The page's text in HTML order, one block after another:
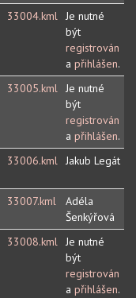
33004.kml Je nutné
být
registrován
a přihlášen.
33005.kml Je nutné
být
registrován
a přihlášen.
33006.kml Jakub Legát
33007.kml
Adéla
Šenkýřová
33008.kml Je nutné
být
registrován
a přihlášen.